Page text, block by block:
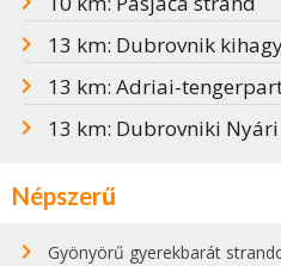
13 km: Dubrovnik
13 km: Adriai-
13 km: Dubrovniki Nyári
Népszerű
Gyönyörű gyerekbarát strandok